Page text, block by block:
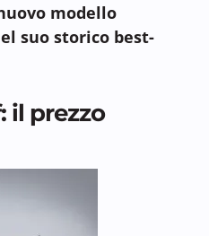
modello
suo storico best-
il prezzo